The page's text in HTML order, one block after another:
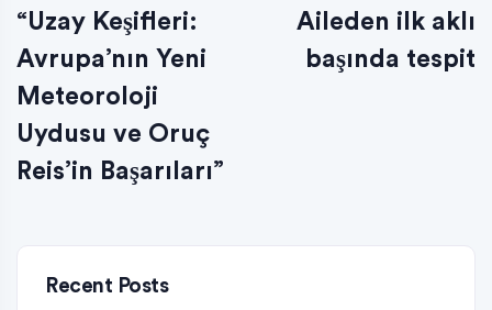
“Uzay Keşifleri:
Avrupa’nın Yeni
Meteoroloji
Uydusu ve Oruç
Reis’in Başarıları”
Aileden ilk aklı
başında tespit
Recent Posts